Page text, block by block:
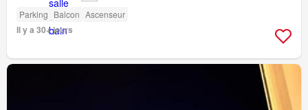
Parking Balcon Ascenseur
Il y a 30+ jours